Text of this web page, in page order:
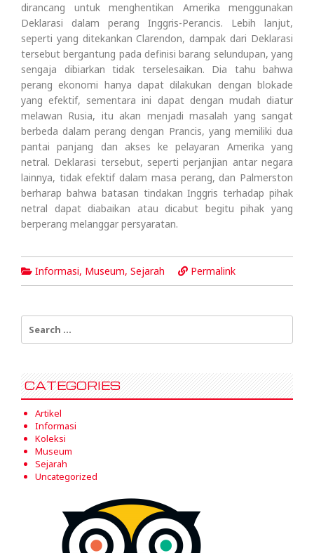
dirancang untuk menghentikan Amerika menggunakan
Deklarasi dalam perang Inggris-Perancis. Lebih lanjut,
seperti yang ditekankan Clarendon, dampak dari Deklarasi
tersebut bergantung pada definisi barang selundupan, yang
sengaja dibiarkan tidak terselesaikan. Dia tahu bahwa
perang ekonomi hanya dapat dilakukan dengan blokade
yang efektif, sementara ini dapat dengan mudah diatur
melawan Rusia, itu akan menjadi masalah yang sangat
berbeda dalam perang dengan Prancis, yang memiliki dua
pantai panjang dan akses ke pelayaran Amerika yang
netral. Deklarasi tersebut, seperti perjanjian antar negara
lainnya, tidak efektif dalam masa perang, dan Palmerston
berharap bahwa batasan tindakan Inggris terhadap pihak
netral dapat diabaikan atau dicabut begitu pihak yang
berperang melanggar persyaratan.
Informasi, Museum, Sejarah Permalink
Search
for:
CATEGORIES
Artikel
Informasi
Koleksi
Museum
Sejarah
Uncategorized